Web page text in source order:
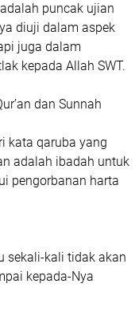
puncak ujian
diuji dalam aspek
juga dalam
kepada Allah SWT.
dan Sunnah
kata qaruba yang
adalah ibadah untuk
pengorbanan harta
sekali-kali tidak akan
kepada-Nya